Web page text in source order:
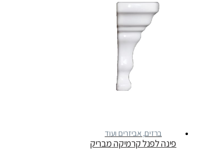
ברזים, אביזרים ועוד
פינה לפנל קרמיקה מבריק